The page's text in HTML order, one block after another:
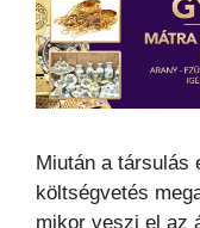
Miután a társulás
költségvetés
mikor veszi el az